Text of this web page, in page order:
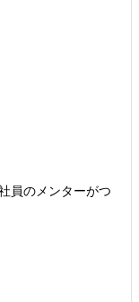
員のメンターがつ